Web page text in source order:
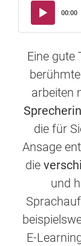
Audio-
Player
00:00
Eine gute
arbeiten
die für
Ansage
die
und
E-